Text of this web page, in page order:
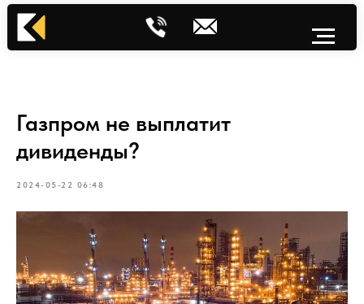
Газпром не выплатит
дивиденды?
2024-05-22 06:48